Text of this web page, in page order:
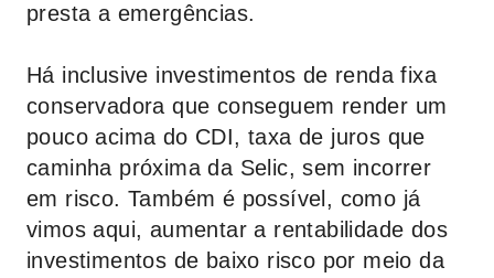
presta a emergências.
Há inclusive investimentos de renda fixa
conservadora que conseguem render um
pouco acima do CDI, taxa de juros que
caminha próxima da Selic, sem incorrer
em risco. Também é possível, como já
vimos aqui, aumentar a rentabilidade dos
investimentos de baixo risco por meio da